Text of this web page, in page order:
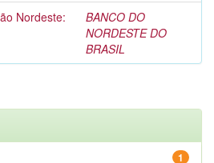
Nordeste:
BANCO DO
NORDESTE DO
BRASIL
1